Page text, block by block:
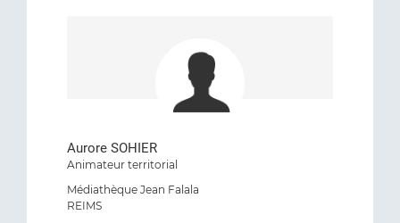
Aurore SOHIER
Animateur territorial
Médiathèque Jean Falala
REIMS